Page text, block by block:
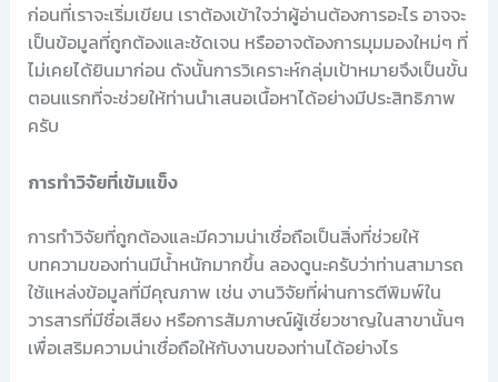
ก่อนที่เราจะเริ่มเขียน เราต้องเข้าใจว่าผู้อ่านต้องการอะไร อาจจะ
เป็นข้อมูลที่ถูกต้องและชัดเจน หรืออาจต้องการมุมมองใหม่ๆ ที่
ไม่เคยได้ยินมาก่อน ดังนั้นการวิเคราะห์กลุ่มเป้าหมายจึงเป็นขั้น
ตอนแรกที่จะช่วยให้ท่านนำเสนอเนื้อหาได้อย่างมีประสิทธิภาพ
ครับ
การทำวิจัยที่เข้มแข็ง
การทำวิจัยที่ถูกต้องและมีความน่าเชื่อถือเป็นสิ่งที่ช่วยให้
บทความของท่านมีน้ำหนักมากขึ้น ลองดูนะครับว่าท่านสามารถ
ใช้แหล่งข้อมูลที่มีคุณภาพ เช่น งานวิจัยที่ผ่านการตีพิมพ์ใน
วารสารที่มีชื่อเสียง หรือการสัมภาษณ์ผู้เชี่ยวชาญในสาขานั้นๆ
เพื่อเสริมความน่าเชื่อถือให้กับงานของท่านได้อย่างไร